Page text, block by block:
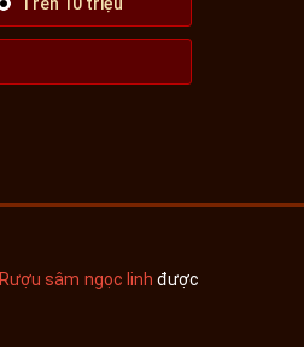
Rượu sâm ngọc linh được